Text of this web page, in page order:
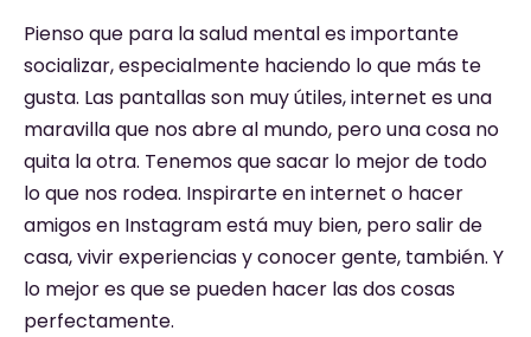
Pienso que para la salud mental es importante
socializar, especialmente haciendo lo que más te
gusta. Las pantallas son muy útiles, internet es una
maravilla que nos abre al mundo, pero una cosa no
quita la otra. Tenemos que sacar lo mejor de todo
lo que nos rodea. Inspirarte en internet o hacer
amigos en Instagram está muy bien, pero salir de
casa, vivir experiencias y conocer gente, también. Y
lo mejor es que se pueden hacer las dos cosas
perfectamente.